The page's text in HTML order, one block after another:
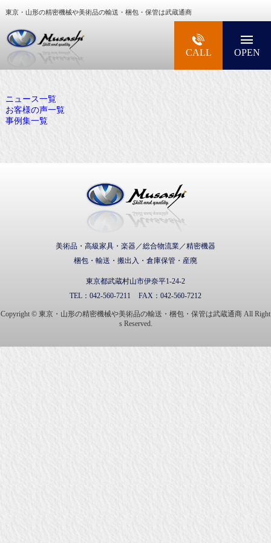
東京・山形の精密機械や美術品の輸送・梱包・保管は武蔵通商
大型精密機械・美術品・高級楽器の梱包・輸送
CALL OPEN
ニュース一覧
お客様の声一覧
事例集一覧
美術品・高級家具・楽器／総合物流業／精密機器
梱包・輸送・搬出入・倉庫保管・産廃
東京都武蔵村山市伊奈平1-24-2
TEL： 042-560-7211 FAX： 042-560-7212
Copyright © 東京・山形の精密機械や美術品の輸送・梱包・保管は武蔵通商 All Right
s Reserved.